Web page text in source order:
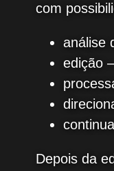
com
análise
edição
Depois da